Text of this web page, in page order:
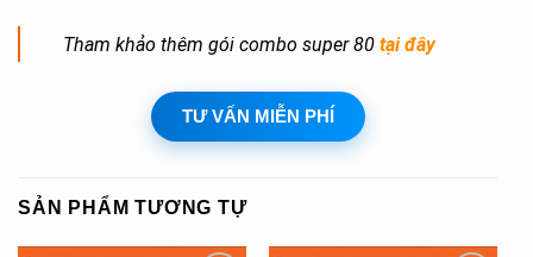
Tham khảo thêm gói combo super 80 tại đây
TƯ VẤN MIỄN PHÍ
SẢN PHẨM TƯƠNG TỰ